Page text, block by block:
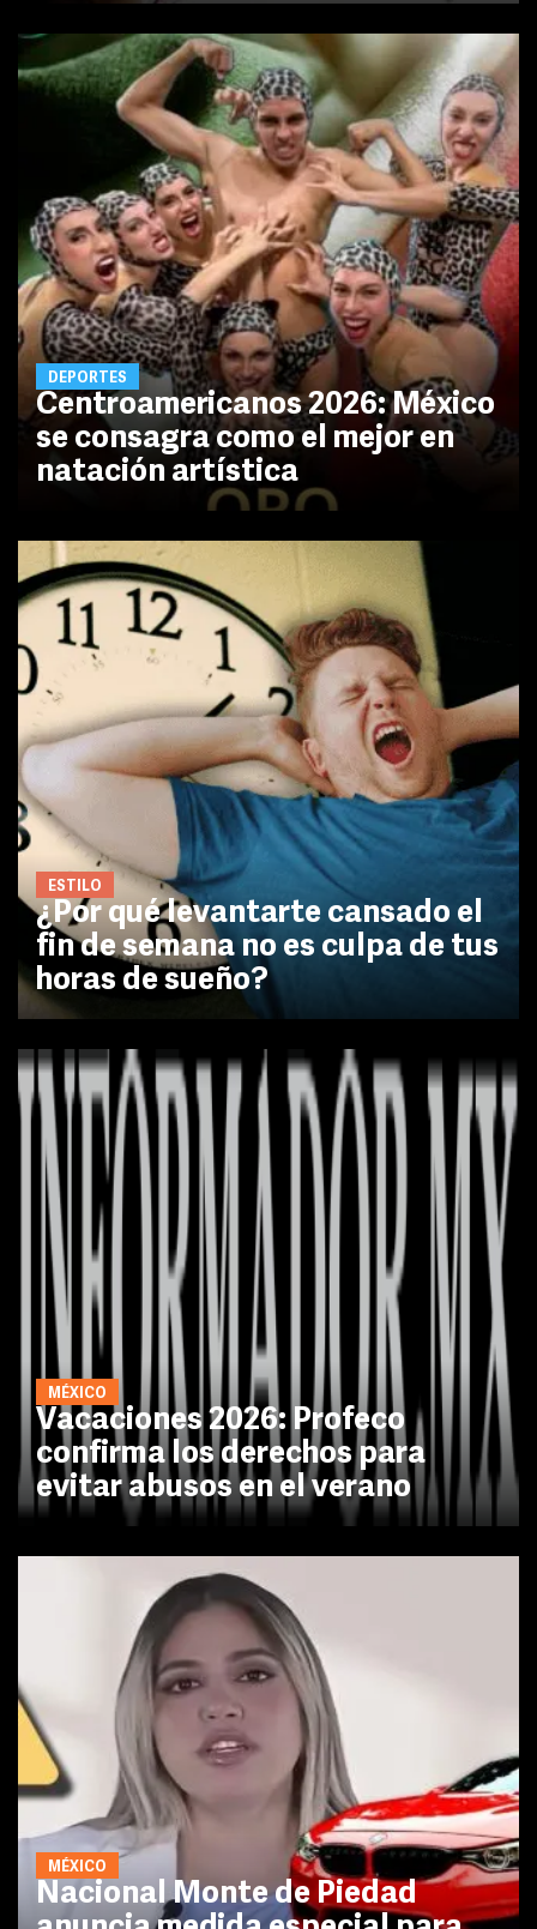
DEPORTES
Centroamericanos 2026: México
se consagra como el mejor en
natación artística
ESTILO
¿Por qué levantarte cansado el
fin de semana no es culpa de tus
horas de sueño?
MÉXICO
Vacaciones 2026: Profeco
confirma los derechos para
evitar abusos en el verano
MÉXICO
Nacional Monte de Piedad